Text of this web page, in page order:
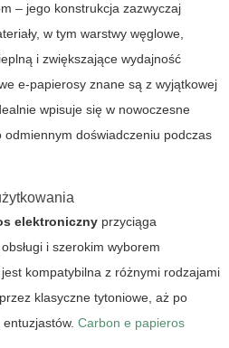
– jego konstrukcja zazwyczaj
w tym warstwy węglowe,
i zwiększające wydajność
e-papierosy znane są z wyjątkowej
wpisuje się w nowoczesne
doświadczeniu podczas
elektroniczny przyciąga
i szerokim wyborem
kompatybilna z różnymi rodzajami
klasyczne tytoniowe, aż po
Carbon e papieros